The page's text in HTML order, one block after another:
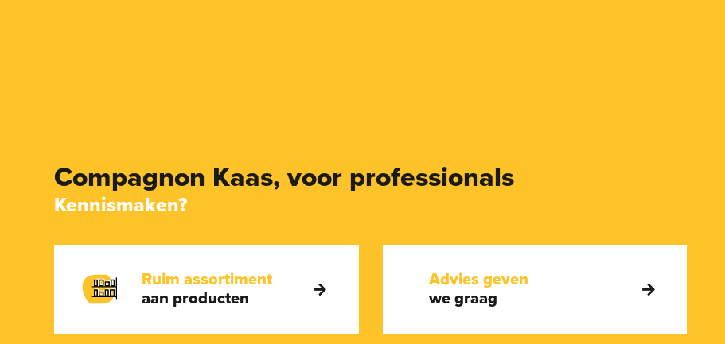
Compagnon Kaas,voor professionals
Kennismaken?
Ruim assortiment
aan producten
Advies geven
we graag